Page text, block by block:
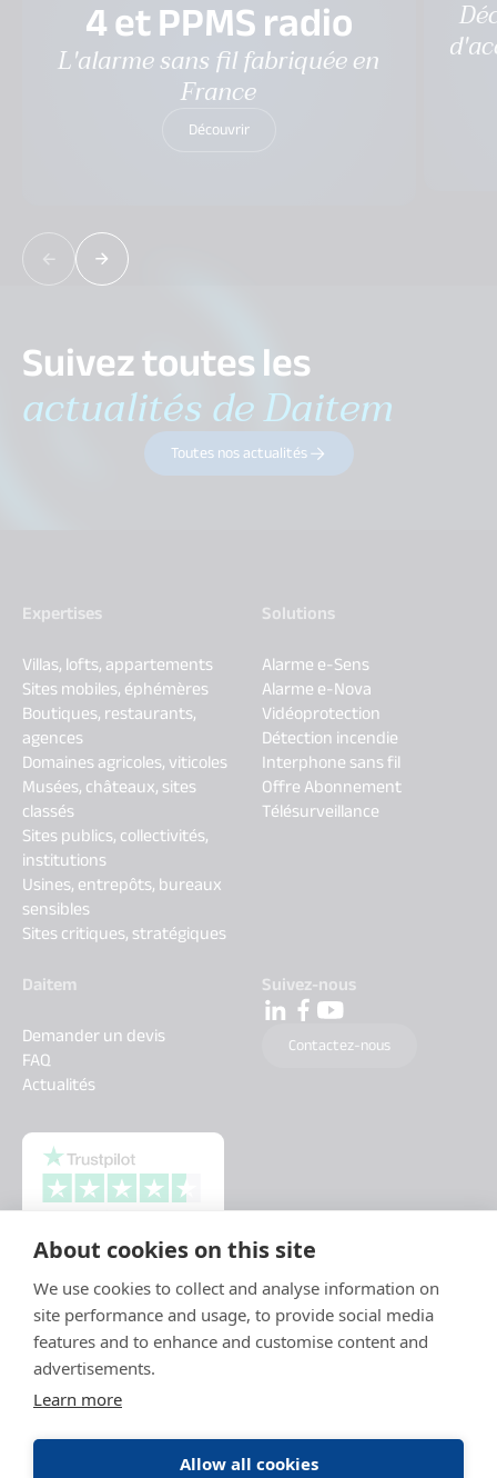
About cookies on this site
We use cookies to collect and analyse information on
site performance and usage, to provide social media
features and to enhance and customise content and
advertisements.
Learn more
Allow all cookies
4 et PPMS radio
L'alarme sans fil fabriquée en
France
Découvrir
Suivez toutes les
actualités de Daitem
Toutes nos actualités
Expertises
Villas, lofts, appartements
Sites mobiles, éphémères
Boutiques, restaurants,
agences
Domaines agricoles, viticoles
Musées, châteaux, sites
classés
Sites publics, collectivités,
institutions
Usines, entrepôts, bureaux
sensibles
Sites critiques, stratégiques
Solutions
Alarme e-Sens
Alarme e-Nova
Vidéoprotection
Détection incendie
Interphone sans fil
Offre Abonnement
Télésurveillance
Daitem
Demander un devis
FAQ
Actualités
Suivez-nous
Contactez-nous